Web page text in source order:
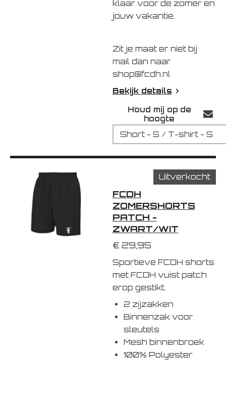
klaar voor de zomer en
jouw vakantie.
Zit je maat er niet bij
mail dan naar
shop@fcdh.nl
Bekijk details
Houd mij op de
hoogte
Uitverkocht
FCDH
ZOMERSHORTS
PATCH -
ZWART/WIT
€ 29,95
Sportieve FCDH shorts
met FCDH vuist patch
erop gestikt.
2 zijzakken
Binnenzak voor
sleutels
Mesh binnenbroek
100% Polyester